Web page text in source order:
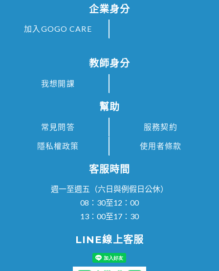
企業身分
加入GOGO CARE
教師身分
我想開課
幫助
常見問答 服務契約
隱私權政策 使用者條款
客服時間
週一至週五（六日與例假日公休）
08：30至12：00
13：00至17：30
LINE線上客服